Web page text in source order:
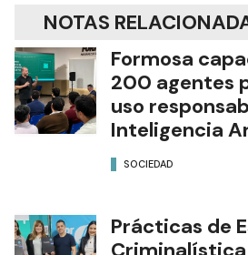
NOTAS
Formosa
200 agentes
uso
Inteligencia
SOCIEDAD
Prácticas de